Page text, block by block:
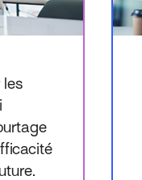
les